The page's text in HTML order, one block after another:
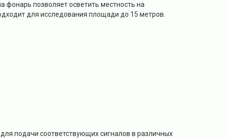
фонарь позволяет осветить местность на
для исследования площади до 15 метров.
подачи соответствующих сигналов в различных